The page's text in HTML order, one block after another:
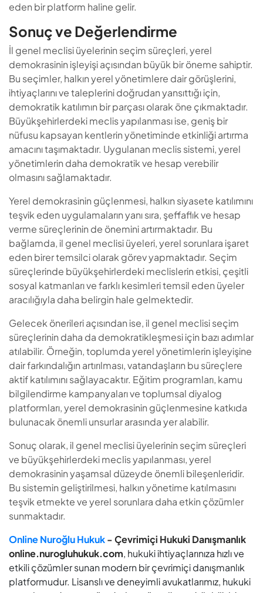
eden bir platform haline gelir.
Sonuç ve Değerlendirme
İl genel meclisi üyelerinin seçim süreçleri, yerel
demokrasinin işleyişi açısından büyük bir öneme sahiptir.
Bu seçimler, halkın yerel yönetimlere dair görüşlerini,
ihtiyaçlarını ve taleplerini doğrudan yansıttığı için,
demokratik katılımın bir parçası olarak öne çıkmaktadır.
Büyükşehirlerdeki meclis yapılanması ise, geniş bir
nüfusu kapsayan kentlerin yönetiminde etkinliği artırma
amacını taşımaktadır. Uygulanan meclis sistemi, yerel
yönetimlerin daha demokratik ve hesap verebilir
olmasını sağlamaktadır.
Yerel demokrasinin güçlenmesi, halkın siyasete katılımını
teşvik eden uygulamaların yanı sıra, şeffaflık ve hesap
verme süreçlerinin de önemini artırmaktadır. Bu
bağlamda, il genel meclisi üyeleri, yerel sorunlara işaret
eden birer temsilci olarak görev yapmaktadır. Seçim
süreçlerinde büyükşehirlerdeki meclislerin etkisi, çeşitli
sosyal katmanları ve farklı kesimleri temsil eden üyeler
aracılığıyla daha belirgin hale gelmektedir.
Gelecek önerileri açısından ise, il genel meclisi seçim
süreçlerinin daha da demokratikleşmesi için bazı adımlar
atılabilir. Örneğin, toplumda yerel yönetimlerin işleyişine
dair farkındalığın artırılması, vatandaşların bu süreçlere
aktif katılımını sağlayacaktır. Eğitim programları, kamu
bilgilendirme kampanyaları ve toplumsal diyalog
platformları, yerel demokrasinin güçlenmesine katkıda
bulunacak önemli unsurlar arasında yer alabilir.
Sonuç olarak, il genel meclisi üyelerinin seçim süreçleri
ve büyükşehirlerdeki meclis yapılanması, yerel
demokrasinin yaşamsal düzeyde önemli bileşenleridir.
Bu sistemin geliştirilmesi, halkın yönetime katılmasını
teşvik etmekte ve yerel sorunlara daha etkin çözümler
sunmaktadır.
Online Nuroğlu Hukuk- Çevrimiçi Hukuki Danışmanlık
online.nurogluhukuk.com, hukuki ihtiyaçlarınıza hızlı ve
etkili çözümler sunan modern bir çevrimiçi danışmanlık
platformudur. Lisanslı ve deneyimli avukatlarımız, hukuki